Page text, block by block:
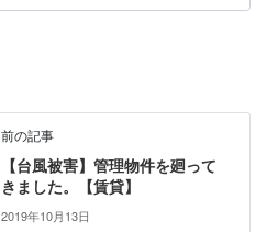
前の記事
【台風被害】管理物件を廻って
きました。【賃貸】
2019年10月13日